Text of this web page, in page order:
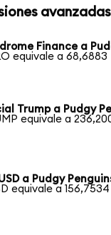
Finance a
equivale a 68,6883
Trump a Pudgy
equivale a
a Pudgy
equivale a